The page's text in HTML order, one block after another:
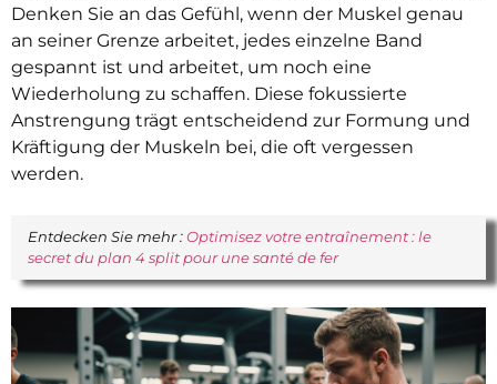
Denken Sie an das Gefühl, wenn der Muskel genau
an seiner Grenze arbeitet, jedes einzelne Band
gespannt ist und arbeitet, um noch eine
Wiederholung zu schaffen. Diese fokussierte
Anstrengung trägt entscheidend zur Formung und
Kräftigung der Muskeln bei, die oft vergessen
werden.
Entdecken Sie mehr :Optimisez votre entraînement : le
secret du plan 4 split pour une santé de fer